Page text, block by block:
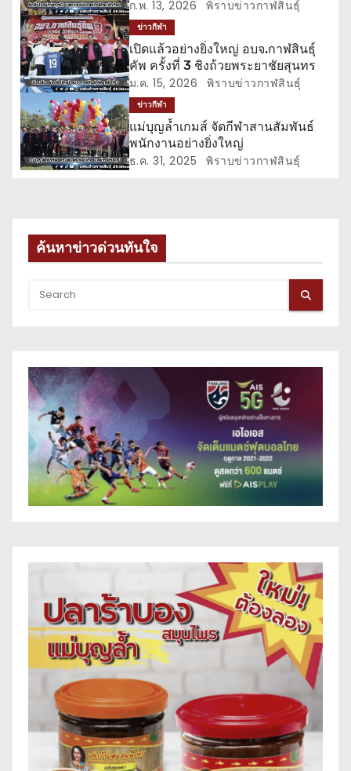
รื่
อ
ง
ครั้งที่ 3”
ก.พ. 13, 2026 พิราบข่าวกาฬสินธุ์
ข่าวกีฬา
เปิดแล้วอย่างยิ่งใหญ่ อบจ.กาฬสินธุ์
คัพ ครั้งที่ 3 ชิงถ้วยพระยาชัยสุนทร
ม.ค. 15, 2026 พิราบข่าวกาฬสินธุ์
ข่าวกีฬา
แม่บุญล้ำเกมส์ จัดกีฬาสานสัมพันธ์
พนักงานอย่างยิ่งใหญ่
ธ.ค. 31, 2025 พิราบข่าวกาฬสินธุ์
ค้นหาข่าวด่วนทันใจ